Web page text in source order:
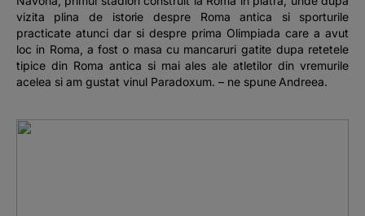
vizita plina de istorie despre Roma antica si sporturile
practicate atunci dar si despre prima Olimpiada care a avut
loc in Roma, a fost o masa cu mancaruri gatite dupa retetele
tipice din Roma antica si mai ales ale atletilor din vremurile
acelea si am gustat vinul Paradoxum. – ne spune Andreea.